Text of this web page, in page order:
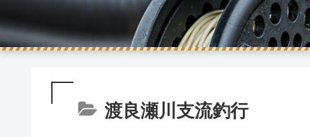
渡良瀬川支流釣行